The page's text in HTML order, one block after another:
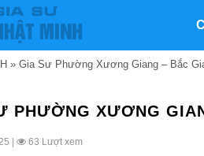
» Gia Sư Phường Xương Giang – Bắc
PHƯỜNG XƯƠNG
| 63 Lượt xem